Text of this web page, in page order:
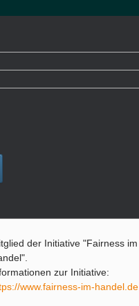
der Initiative "Fairness im
zur Initiative:
www.fairness-im-handel.de